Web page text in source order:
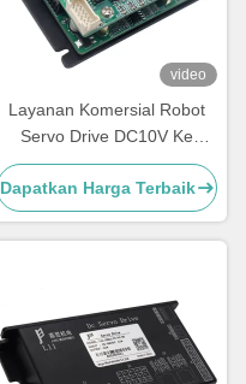
video
Layanan Komersial Robot
Servo Drive DC10V Ke
DC36V
Dapatkan Harga Terbaik